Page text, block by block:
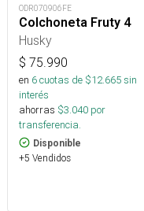
ODR070906FE
Colchoneta Fruty 4
Husky
$ 75.990
en 6cuotas de $12.665sin
interés
ahorras $3.040 por
transferencia.
Disponible
+5 Vendidos